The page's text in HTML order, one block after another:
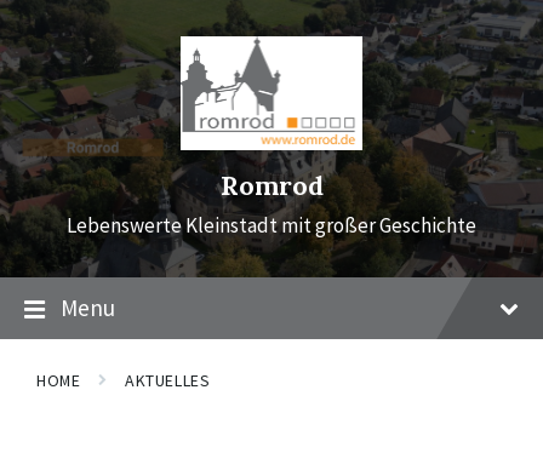
Skip
to
content
Skip
to
main
navigation
Skip
to
footer
Romrod
Lebenswerte Kleinstadt mit großer Geschichte
Menu
HOME AKTUELLES